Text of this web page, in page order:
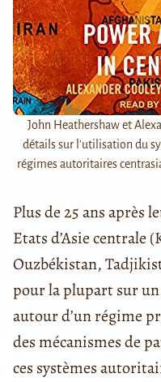
John Heathershaw et
détails sur l'utilisation du
régimes autoritaires
Plus de 25 ans après
Etats d’Asie centrale
Ouzbékistan,
pour la plupart sur
autour d’un régime
des mécanismes de
ces systèmes